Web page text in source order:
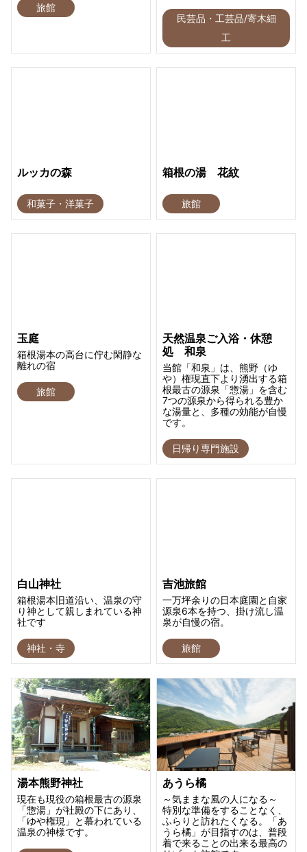
旅館
民芸品・工芸品/寄木細
工
ルッカの森
和菓子・洋菓子
箱根の湯 花紋
旅館
玉庭
箱根湯本の高台に佇む閑静な
離れの宿
旅館
天然温泉ご入浴・休憩
処 和泉
当館「和泉」は、熊野（ゆ
や）権現直下より湧出する箱
根最古の源泉「惣湯」を含む
7つの源泉から得られる豊か
な湯量と、多種の効能が自慢
です。
日帰り専門施設
白山神社
箱根湯本旧道沿い、温泉の守
り神として親しまれている神
社です
神社・寺
吉池旅館
一万坪余りの日本庭園と自家
源泉6本を持つ、掛け流し温
泉が自慢の宿。
旅館
湯本熊野神社
現在も現役の箱根最古の源泉
「惣湯」が社殿の下にあり、
「ゆや権現」と慕われている
温泉の神様です。
あうら橘
～気ままな風の人になる～
特別な準備をすることなく、
ふらりと訪れたくなる。「あ
うら橘」が目指すのは、普段
着で来ることの出来る最高の